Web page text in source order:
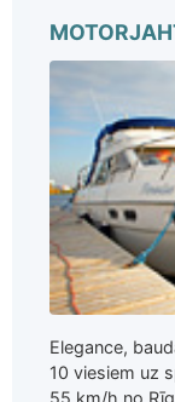
Elegance,
10 viesiem uz
55 km/h no